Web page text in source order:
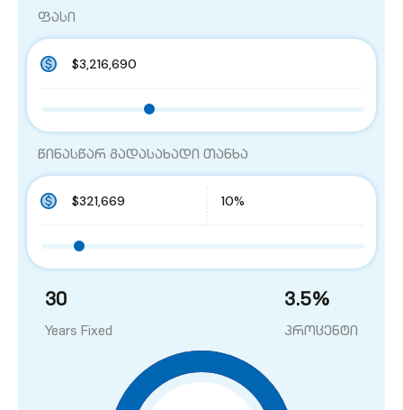
ფასი
წინასწარ გადასახადი თანხა
30
Years Fixed
3.5%
პროცენტი